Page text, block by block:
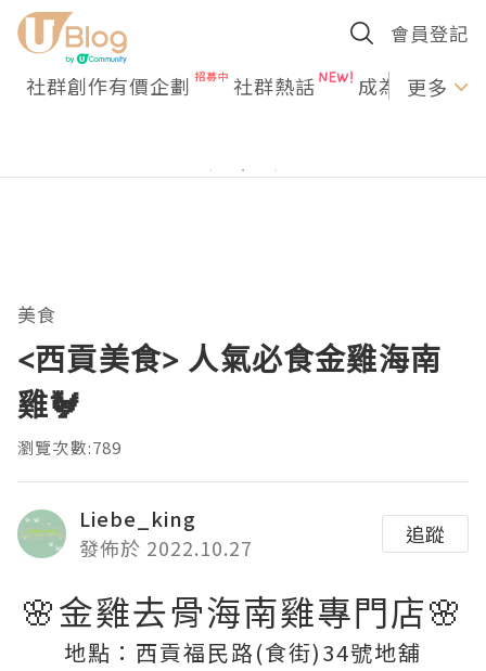
會員登記
社群創作有價企劃 社群熱話 成為U更多
美食
<西貢美食> 人氣必食金雞海南
雞🐓
瀏覽次數:789
Liebe_king
發佈於 2022.10.27
追蹤
🌸金雞去骨海南雞專門店🌸
地點：西貢福民路(食街)34號地舖